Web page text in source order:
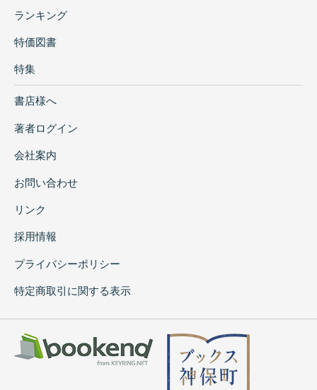
ランキング
特価図書
特集
書店様へ
著者ログイン
会社案内
お問い合わせ
リンク
採用情報
プライバシーポリシー
特定商取引に関する表示